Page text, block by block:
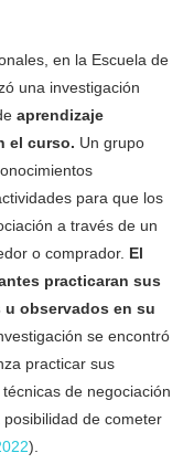
en la Escuela de
una investigación
aprendizaje
el curso. Un grupo
para que los
a través de un
o comprador. El
practicaran sus
observados en su
se encontró
practicar sus
de negociación
de cometer
).